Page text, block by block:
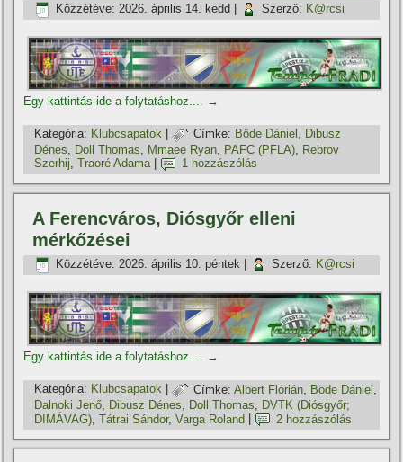
Közzétéve: 2026. április 14. kedd Szerző: K@rcsi
Egy kattintás ide a folytatáshoz.... →
Kategória: Klubcsapatok | Címke: Böde Dániel , Dibusz
Dénes
Doll Thomas Mmaee Ryan PAFC (PFLA)
Rebrov
Szerhij,Traoré Adama| 1 hozzászólás
A Ferencváros, Diósgyőr elleni
mérkőzései
Közzétéve: 2026. április 10. péntek Szerző: K@rcsi
Egy kattintás ide a folytatáshoz.... →
Kategória: Klubcsapatok | Címke: Albert Flórián Böde Dániel
Dalnoki Jenő, Dibusz Dénes, Doll Thomas, DVTK (Diósgyőr;
DIMÁVAG) ,Tátrai Sándor,Varga Roland 2 hozzászólás